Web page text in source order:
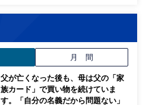
月 間
父が亡くなった後も、母は父の「家
族カード」で買い物を続けていま
す。「自分の名義だから問題ない」